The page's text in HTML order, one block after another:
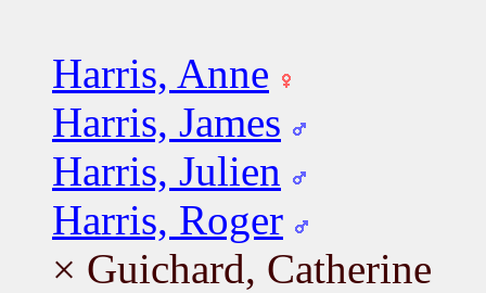
Harris, Anne
Harris, James
Harris, Julien
Harris, Roger
× Guichard, Catherine